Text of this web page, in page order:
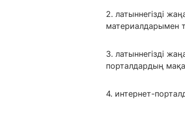
2. латыннегізді
материалдарымен
3. латыннегізді
порталдардың
4. интернет-